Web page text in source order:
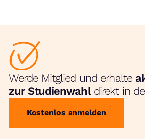
Werde Mitglied und erhalte
zur Studienwahl direkt in
Kostenlos anmelden